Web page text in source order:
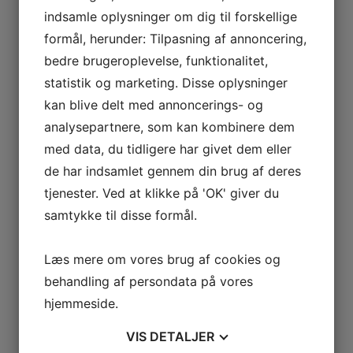
spise. Fordi det er noget som også kan
være med til at spare meget tid. Fordi
man her ikke behøver at indtage særlig
meget mad.
Derudover så syntes jeg skam også at
det her er for jer alle der læser med.
Fordi det her er noget som der virker
super godt som en god kostplan, og
til. Herudover så kan jeg altså også sige
dig, at det her med kost er super vigtig.
Fordi der er mange store fordele ved
det her, og det er noget for jer alle i dag.
indsamle oplysninger om dig til forskellige
formål, herunder: Tilpasning af annoncering,
bedre brugeroplevelse, funktionalitet,
statistik og marketing. Disse oplysninger
kan blive delt med annoncerings- og
analysepartnere, som kan kombinere dem
med data, du tidligere har givet dem eller
de har indsamlet gennem din brug af deres
tjenester. Ved at klikke på 'OK' giver du
samtykke til disse formål.
Læs mere om vores brug af cookies og
behandling af persondata på vores
hjemmeside.
VIS DETALJER